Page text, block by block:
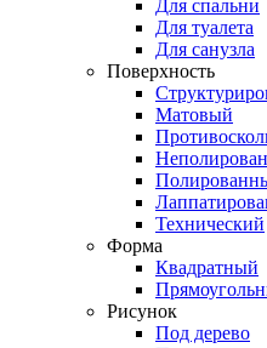
Для спальни
Для туалета
Для санузла
Поверхность
Матовый
Технический
Форма
Квадратный
Рисунок
Под дерево